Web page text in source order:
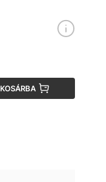
KOSÁRBA